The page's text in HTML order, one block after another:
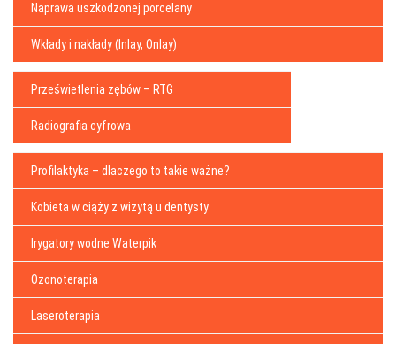
Naprawa uszkodzonej porcelany
Wkłady i nakłady (Inlay, Onlay)
Prześwietlenia zębów – RTG
Radiografia cyfrowa
Profilaktyka – dlaczego to takie ważne?
Kobieta w ciąży z wizytą u dentysty
Irygatory wodne Waterpik
Ozonoterapia
Laseroterapia